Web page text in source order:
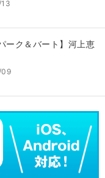
ーク＆バート】河上恵